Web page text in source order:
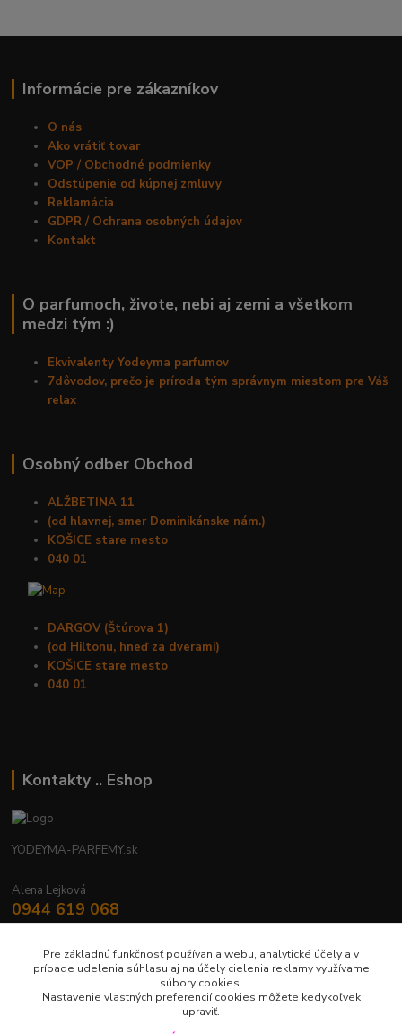
Informácie pre zákazníkov
O nás
Ako vrátiť tovar
VOP / Obchodné podmienky
Odstúpenie od kúpnej zmluvy
Reklamácia
GDPR / Ochrana osobných údajov
Kontakt
O parfumoch, živote, nebi aj zemi a všetkom
medzi tým :)
Ekvivalenty Yodeyma parfumov
7dôvodov, prečo je príroda tým správnym miestom pre Váš
relax
Osobný odber Obchod
ALŽBETINA 11
(od hlavnej, smer Dominikánske nám.)
KOŠICE stare mesto
040 01
DARGOV (Štúrova 1)
(od Hiltonu, hneď za dverami)
KOŠICE stare mesto
040 01
Kontakty .. Eshop
YODEYMA-PARFEMY.sk
Alena Lejková
0944 619 068
Nonstop
yodeyma.parfemy@gmail.com
Pre základnú funkčnosť používania webu, analytické účely a v
prípade udelenia súhlasu aj na účely cielenia reklamy využívame
súbory cookies.
Nastavenie vlastných preferencií cookies môžete kedykoľvek
upraviť.